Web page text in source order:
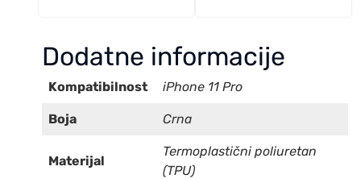
Dodatne informacije
Kompatibilnost iPhone 11 Pro
Boja Crna
Materijal
Termoplastični poliuretan
(TPU)